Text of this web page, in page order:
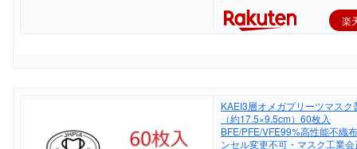
楽
KAEI3層オメガプリーツマスク
（約17.5×9.5cm）60枚入
BFE/PFE/VFE99%高性能不織
ンセル変更不可・マスク工業